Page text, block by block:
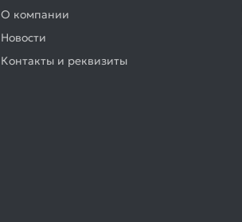
О компании
Новости
Контакты и реквизиты